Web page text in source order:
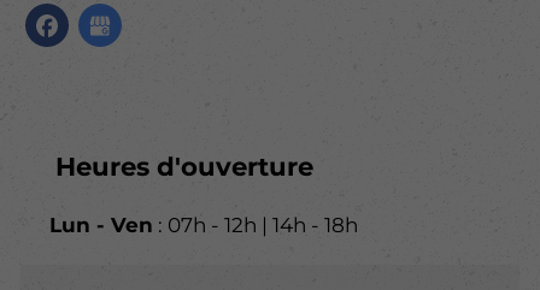
Heures d'ouverture
Lun - Ven : 07h - 12h | 14h - 18h